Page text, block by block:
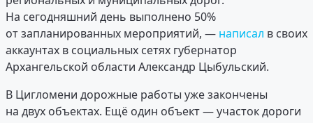
На сегодняшний день выполнено 50%
от запланированных мероприятий, — написал в своих
аккаунтах в социальных сетях губернатор
Архангельской области Александр Цыбульский.
В Цигломени дорожные работы уже закончены
на двух объектах. Ещё один объект — участок дороги